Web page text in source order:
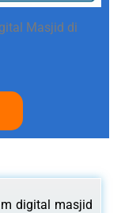
Masjid di
digital masjid